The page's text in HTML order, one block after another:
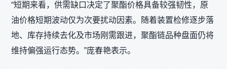
“短期来看，供需缺口决定了聚酯价格具备较强韧性，原
油价格短期波动仅为次要扰动因素。随着装置检修逐步落
地、库存持续去化及市场刚需跟进，聚酯链品种盘面仍将
维持偏强运行态势。”庞春艳表示。